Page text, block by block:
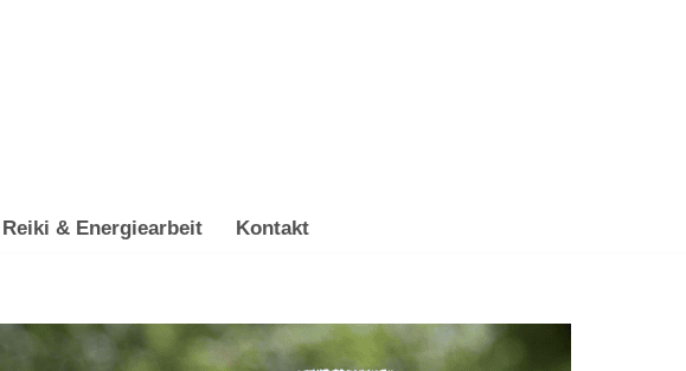
Reiki & Energiearbeit Kontakt